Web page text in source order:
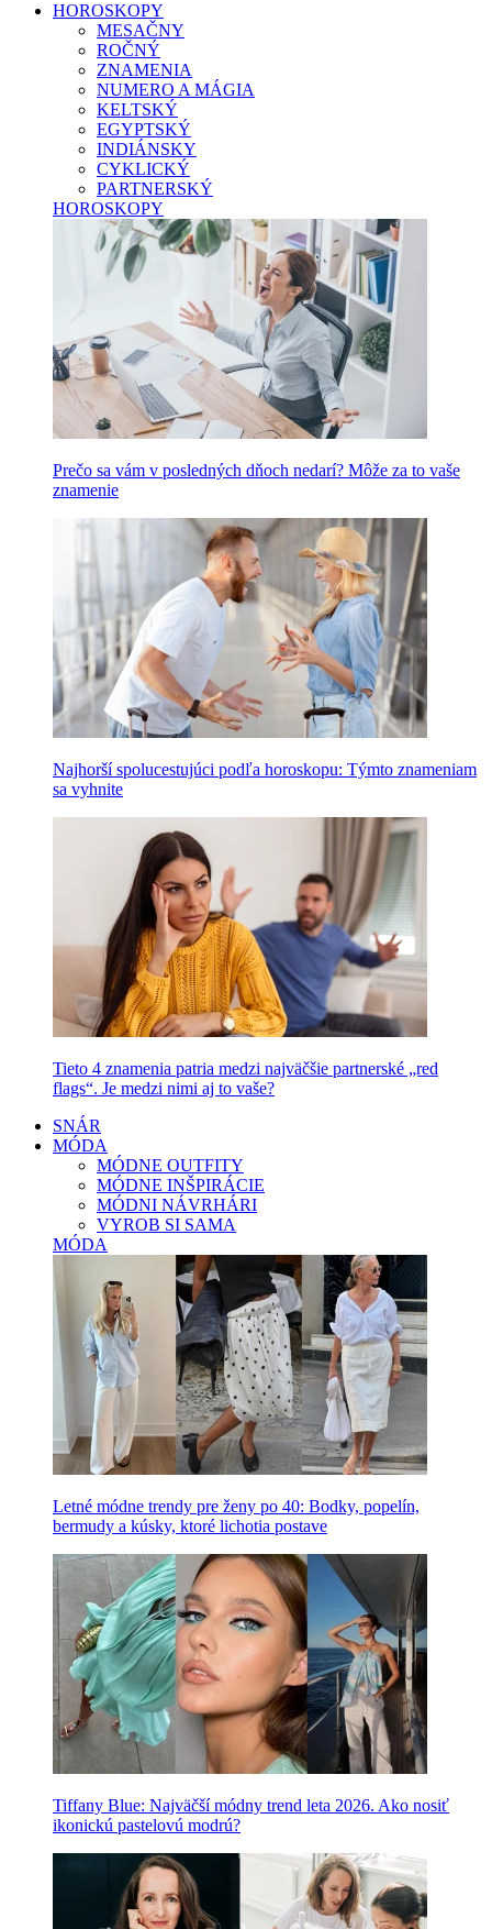
HOROSKOPY
MESAČNY
ROČNÝ
ZNAMENIA
NUMERO A MÁGIA
KELTSKÝ
EGYPTSKÝ
INDIÁNSKY
CYKLICKÝ
PARTNERSKÝ
HOROSKOPY
Prečo sa vám v posledných dňoch nedarí? Môže za to vaše
znamenie
Najhorší spolucestujúci podľa horoskopu: Týmto znameniam
sa vyhnite
Tieto 4 znamenia patria medzi najväčšie partnerské „red
flags“. Je medzi nimi aj to vaše?
SNÁR
MÓDA
MÓDNE OUTFITY
MÓDNE INŠPIRÁCIE
MÓDNI NÁVRHÁRI
VYROB SI SAMA
MÓDA
Letné módne trendy pre ženy po 40: Bodky, popelín,
bermudy a kúsky, ktoré lichotia postave
Tiffany Blue: Najväčší módny trend leta 2026. Ako nosiť
ikonickú pastelovú modrú?